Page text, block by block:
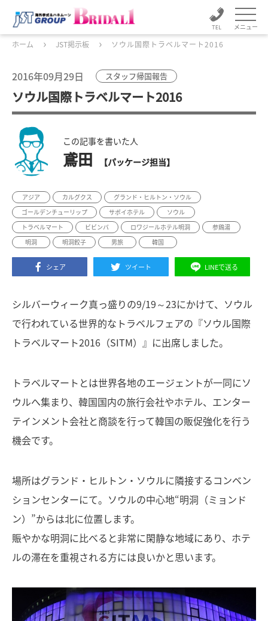
メニュー
ホーム JST掲示板 ソウル国際トラベルマート2016
2016年09月29日 スタッフ帰国報告
ソウル国際トラベルマート2016
この記事を書いた人
鳶田 【パッケージ担当】
アジア カルグクス
グランド・ヒルトン・ソウル
ゴールデンチューリップ
サボイホテル
ソウル
トラベルマート
ビビンバ ロワジールホテル明洞
参鶏湯
明洞
明洞餃子 男旅 韓国
シェア ツイート LINEで送る
シルバーウィーク真っ盛りの9/19～23にかけて、ソウル
で行われている世界的なトラベルフェアの『ソウル国際
トラベルマート2016（SITM）』に出席しました。
トラベルマートとは世界各地のエージェントが一同にソ
ウルへ集まり、韓国国内の旅行会社やホテル、エンター
テインメント会社と商談を行って韓国の販促強化を行う
機会です。
場所はグランド・ヒルトン・ソウルに隣接するコンベン
ションセンターにて。ソウルの中心地“明洞（ミョンド
ン）”からは北に位置します。
賑やかな明洞に比べると非常に閑静な地域にあり、ホテ
ルの滞在を重視される方には良いかと思います。